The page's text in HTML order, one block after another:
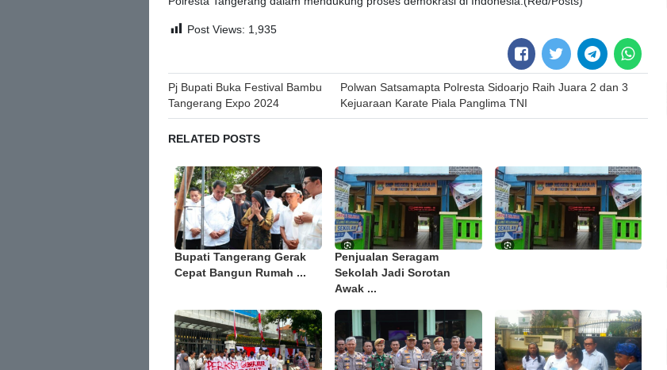
Post Views: 1,935
Post
navigation
Pj Bupati Buka Festival Bambu
Tangerang Expo 2024
Polwan Satsamapta Polresta Sidoarjo Raih Juara 2 dan 3
Kejuaraan Karate Piala Panglima TNI
RELATED POSTS
Bupati Tangerang Gerak
Cepat Bangun Rumah ...
Penjualan Seragam
Sekolah Jadi Sorotan
Awak ...